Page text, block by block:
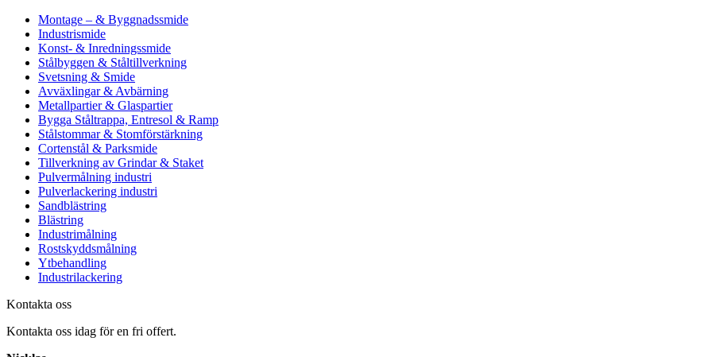
Montage – & Byggnadssmide
Industrismide
Konst- & Inredningssmide
Stålbyggen & Ståltillverkning
Svetsning & Smide
Avväxlingar & Avbärning
Metallpartier & Glaspartier
Bygga Ståltrappa, Entresol & Ramp
Stålstommar & Stomförstärkning
Cortenstål & Parksmide
Tillverkning av Grindar & Staket
Pulvermålning industri
Pulverlackering industri
Sandblästring
Blästring
Industrimålning
Rostskyddsmålning
Ytbehandling
Industrilackering
Kontakta oss
Kontakta oss idag för en fri offert.